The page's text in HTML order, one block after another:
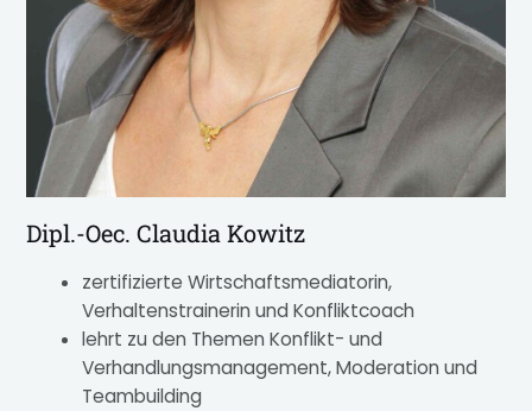
Dipl.-Oec. Claudia Kowitz
zertifizierte Wirtschaftsmediatorin,
Verhaltenstrainerin und Konfliktcoach
lehrt zu den Themen Konflikt- und
Verhandlungsmanagement, Moderation und
Teambuilding